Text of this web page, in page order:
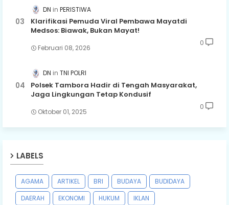
DN PERISTIWA
Klarifikasi Pemuda Viral Pembawa Mayatdi
Medsos: Biawak, Bukan Mayat!
Februari 08, 2026
0
DN TNI POLRI
Polsek Tambora Hadir di Tengah Masyarakat,
Jaga Lingkungan Tetap Kondusif
Oktober 01, 2025
0
LABELS
AGAMA ARTIKEL BRI BUDAYA
BUDIDAYA
DAERAH
EKONOMI HUKUM
IKLAN